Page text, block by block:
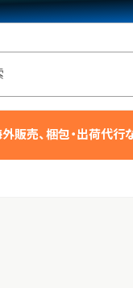
販売、梱包・出荷代